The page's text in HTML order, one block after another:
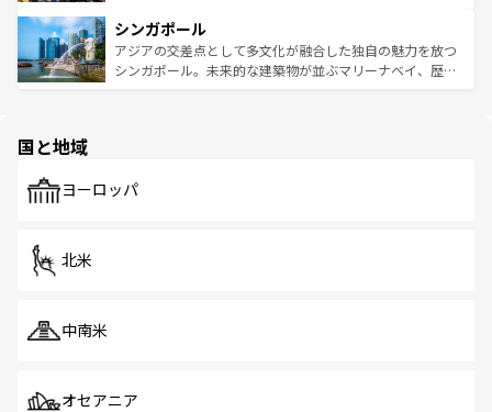
参照してほしい。
激する。気候は一年中温暖で、どの季節にも異なる楽しみ
が待っている。親しみやすいタイの人々、仏教を中心とし
た文化、そして多様な観光資源が、訪れる旅人を魅了し続
み、どこを訪れても感動するはず。観光スポットが密集し
ており、効率よく見どころを回れるのも魅力。息をのむよ
うな絶景から文化的な体験まで、香港を存分に楽しみ尽く
シンガポール
アジアの交差点として多文化が融合した独自の魅力を放つ
シンガポール。未来的な建築物が並ぶマリーナベイ、歴史
で、ホーカーズは地元の風情を楽しめる外せないスポット
国と地域
ヨーロッパ
北米
中南米
オセアニア